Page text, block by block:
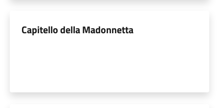
Capitello della Madonnetta